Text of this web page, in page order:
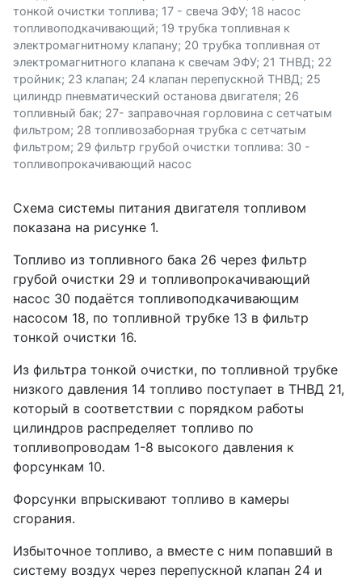
тонкой очистки топлива; 17 - свеча ЭФУ; 18 насос
топливоподкачивающий; 19 трубка топливная к
электромагнитному клапану; 20 трубка топливная от
электромагнитного клапана к свечам ЭФУ; 21 ТНВД; 22
тройник; 23 клапан; 24 клапан перепускной ТНВД; 25
цилиндр пневматический останова двигателя; 26
топливный бак; 27- заправочная горловина с сетчатым
фильтром; 28 топливозаборная трубка с сетчатым
фильтром; 29 фильтр грубой очистки топлива: 30 -
топливопрокачивающий насос
Схема системы питания двигателя топливом
показана на рисунке 1.
Топливо из топливного бака 26 через фильтр
грубой очистки 29 и топливопрокачивающий
насос 30 подаётся топливоподкачивающим
насосом 18, по топливной трубке 13 в фильтр
тонкой очистки 16.
Из фильтра тонкой очистки, по топливной трубке
низкого давления 14 топливо поступает в ТНВД 21,
который в соответствии с порядком работы
цилиндров распределяет топливо по
топливопроводам 1-8 высокого давления к
форсункам 10.
Форсунки впрыскивают топливо в камеры
сгорания.
Избыточное топливо, а вместе с ним попавший в
систему воздух через перепускной клапан 24 и